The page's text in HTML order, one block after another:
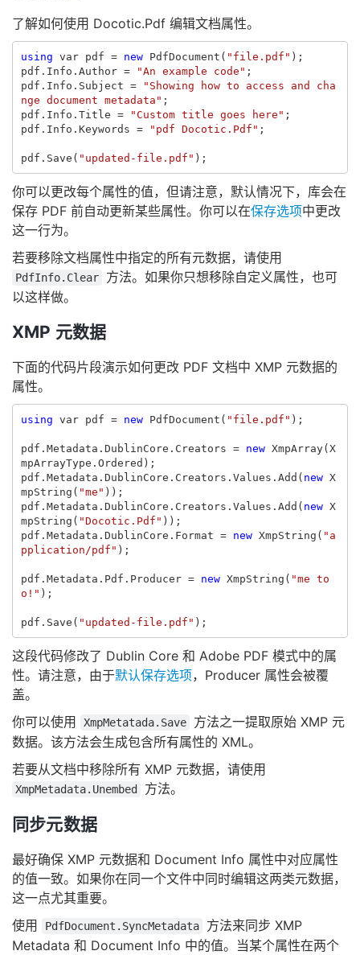
了解如何使用 Docotic.Pdf 编辑文档属性。
using var pdf = new PdfDocument ( "file.pdf" );
pdf . Info . Author = "An example code" ;
pdf . Info . Subject =
"Showing how to access and cha
nge document metadata" ;
pdf . Info . Title = "Custom title goes here" ;
pdf . Info . Keywords = "pdf Docotic.Pdf" ;
pdf . Save ( "updated-file.pdf" );
你可以更改每个属性的值，但请注意，默认情况下，库会在
保存 PDF 前自动更新某些属性。你可以在保存选项中更改
这一行为。
若要移除文档属性中指定的所有元数据，请使用
PdfInfo.Clear
方法。如果你只想移除自定义属性，也可
以这样做。
XMP 元数据
下面的代码片段演示如何更改 PDF 文档中 XMP 元数据的
属性。
using var pdf = new PdfDocument ( "file.pdf" );
pdf . Metadata . DublinCore . Creators = new XmpArray(X
mpArrayType . Ordered );
pdf . Metadata . DublinCore . Creators . Values . Add ( new X
mpString ( "me" ));
pdf . Metadata . DublinCore . Creators . Values . Add ( new X
mpString ( "Docotic.Pdf" ));
pdf . Metadata . DublinCore . Format = new XmpString ( "a
pplication/pdf" );
pdf . Metadata . Pdf . Producer = new XmpString ( "me to
o!" );
pdf . Save ( "updated-file.pdf" );
这段代码修改了 Dublin Core 和 Adobe PDF 模式中的属
性。请注意，由于默认保存选项，Producer 属性会被覆
盖。
你可以使用
XmpMetatada.Save
方法之一提取原始 XMP 元
数据。该方法会生成包含所有属性的 XML。
若要从文档中移除所有 XMP 元数据，请使用
XmpMetadata.Unembed 方法。
同步元数据
最好确保 XMP 元数据和 Document Info 属性中对应属性
的值一致。如果你在同一个文件中同时编辑这两类元数据，
这一点尤其重要。
使用
PdfDocument.SyncMetadata
方法来同步 XMP
Metadata 和 Document Info 中的值。当某个属性在两个